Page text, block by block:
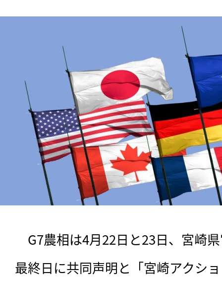
G7農相は4月22日と23日、宮崎
最終日に共同声明と「宮崎アクシ